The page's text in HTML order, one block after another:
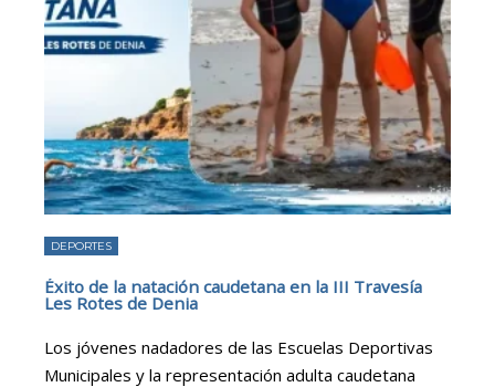
DEPORTES
Éxito de la natación caudetana en la III Travesía
Les Rotes de Denia
Los jóvenes nadadores de las Escuelas Deportivas
Municipales y la representación adulta caudetana